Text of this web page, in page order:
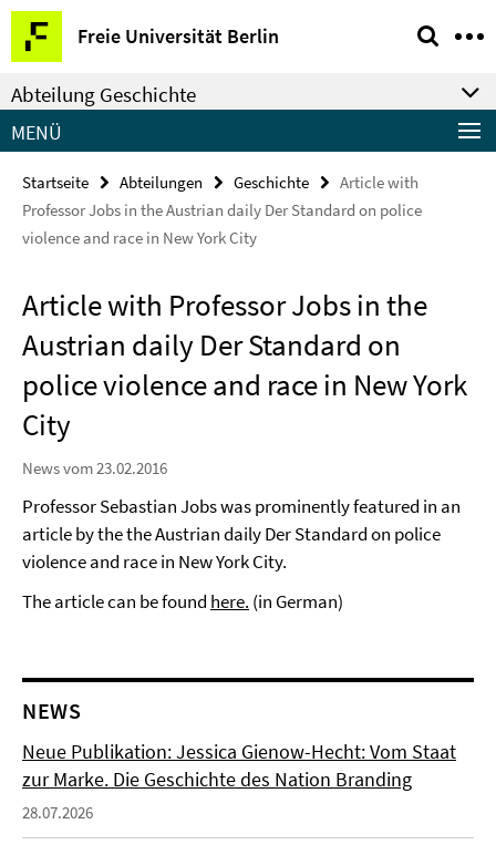
Springe
direkt
zu
Inhalt
Freie Universität Berlin
Service-
Navigation
Abteilung Geschichte
MENÜ
Startseite Abteilungen Geschichte
Article with
Professor Jobs in the Austrian daily Der Standard on police
violence and race in New York City
Article with Professor Jobs in the
Austrian daily Der Standard on
police violence and race in New York
City
News vom 23.02.2016
Professor Sebastian Jobs was prominently featured in an
article by the the Austrian daily Der Standard on police
violence and race in New York City.
The article can be found here. (in German)
NEWS
Neue Publikation: Jessica Gienow-Hecht: Vom Staat
zur Marke. Die Geschichte des Nation Branding
28.07.2026